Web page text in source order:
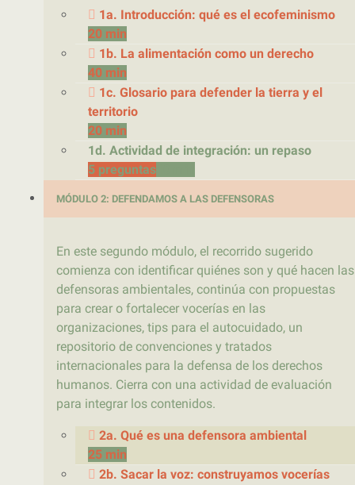
1a. Introducción: qué es el ecofeminismo
20 min
1b. La alimentación como un derecho
40 min
1c. Glosario para defender la tierra y el
territorio
20 min
1d. Actividad de integración: un repaso
5 preguntas
MÓDULO 2: DEFENDAMOS A LAS DEFENSORAS
En este segundo módulo, el recorrido sugerido
comienza con identificar quiénes son y qué hacen las
defensoras ambientales, continúa con propuestas
para crear o fortalecer vocerías en las
organizaciones, tips para el autocuidado, un
repositorio de convenciones y tratados
internacionales para la defensa de los derechos
humanos. Cierra con una actividad de evaluación
para integrar los contenidos.
2a. Qué es una defensora ambiental
25 min
2b. Sacar la voz: construyamos vocerías